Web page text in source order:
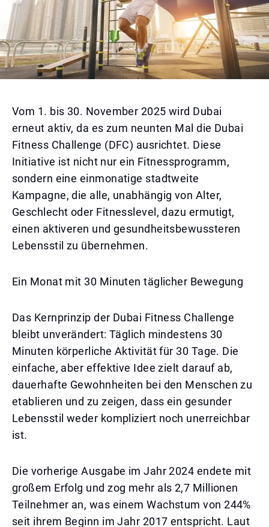
Vom 1. bis 30. November 2025 wird Dubai
erneut aktiv, da es zum neunten Mal die Dubai
Fitness Challenge (DFC) ausrichtet. Diese
Initiative ist nicht nur ein Fitnessprogramm,
sondern eine einmonatige stadtweite
Kampagne, die alle, unabhängig von Alter,
Geschlecht oder Fitnesslevel, dazu ermutigt,
einen aktiveren und gesundheitsbewussteren
Lebensstil zu übernehmen.
Ein Monat mit 30 Minuten täglicher Bewegung
Das Kernprinzip der Dubai Fitness Challenge
bleibt unverändert: Täglich mindestens 30
Minuten körperliche Aktivität für 30 Tage. Die
einfache, aber effektive Idee zielt darauf ab,
dauerhafte Gewohnheiten bei den Menschen zu
etablieren und zu zeigen, dass ein gesunder
Lebensstil weder kompliziert noch unerreichbar
ist.
Die vorherige Ausgabe im Jahr 2024 endete mit
großem Erfolg und zog mehr als 2,7 Millionen
Teilnehmer an, was einem Wachstum von 244%
seit ihrem Beginn im Jahr 2017 entspricht. Laut